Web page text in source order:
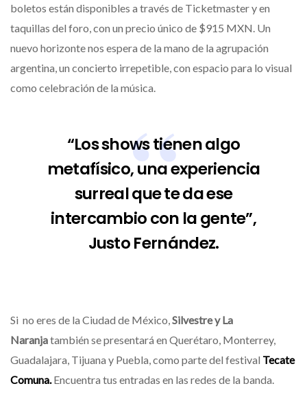
boletos están disponibles a través de Ticketmaster y en
taquillas del foro, con un precio único de $915 MXN. Un
nuevo horizonte nos espera de la mano de la agrupación
argentina, un concierto irrepetible, con espacio para lo visual
como celebración de la música.
“Los shows tienen algo
metafísico, una experiencia
surreal que te da ese
intercambio con la gente”,
Justo Fernández.
Si no eres de la Ciudad de México, Silvestre y La
Naranjatambién se presentará en Querétaro, Monterrey,
Guadalajara, Tijuana y Puebla, como parte del festival Tecate
Comuna. Encuentra tus entradas en las redes de la banda.